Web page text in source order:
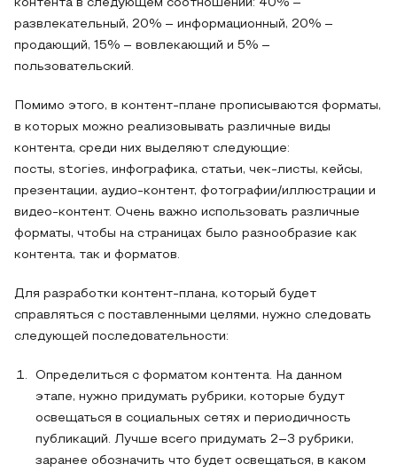
контента в следующем соотношении: 40% –
развлекательный, 20% – информационный, 20% –
продающий, 15% – вовлекающий и 5% –
пользовательский.
Помимо этого, в контент-плане прописываются форматы,
в которых можно реализовывать различные виды
контента, среди них выделяют следующие:
посты, stories, инфографика, статьи, чек-листы, кейсы,
презентации, аудио-контент, фотографии/иллюстрации и
видео-контент. Очень важно использовать различные
форматы, чтобы на страницах было разнообразие как
контента, так и форматов.
Для разработки контент-плана, который будет
справляться с поставленными целями, нужно следовать
следующей последовательности:
Определиться с форматом контента. На данном
этапе, нужно придумать рубрики, которые будут
освещаться в социальных сетях и периодичность
публикаций. Лучше всего придумать 2–3 рубрики,
заранее обозначить что будет освещаться, в каком